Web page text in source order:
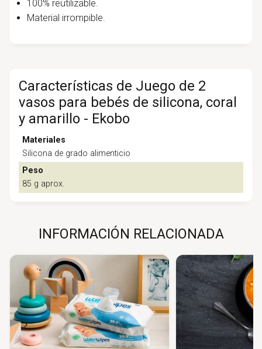
100% reutilizable.
Material irrompible.
Características de Juego de 2
vasos para bebés de silicona, coral
y amarillo - Ekobo
Materiales
Silicona de grado alimenticio
Peso
85 g aprox.
INFORMACIÓN RELACIONADA